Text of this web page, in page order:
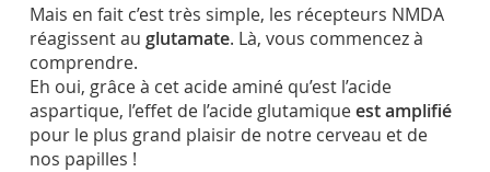
Mais en fait c’est très simple, les récepteurs NMDA
réagissent au glutamate. Là, vous commencez à
comprendre.
Eh oui, grâce à cet acide aminé qu’est l’acide
aspartique, l’effet de l’acide glutamiqueest amplifié
pour le plus grand plaisir de notre cerveau et de
nos papilles !